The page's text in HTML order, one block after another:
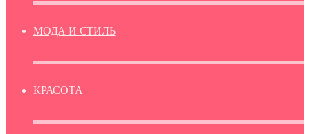
МОДА И СТИЛЬ
КРАСОТА